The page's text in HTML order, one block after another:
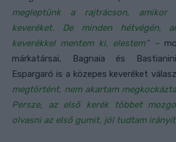
megleptünk a rajtrácson,
keveréket. De minden hétvégén,
keverékkel mentem ki, elestem” –
márkatársai, Bagnaia és
Espargaró is a közepes keveréket
megtörtént, nem akartam
Persze, az első kerék többet
olvasni az első gumit, jól tudtam